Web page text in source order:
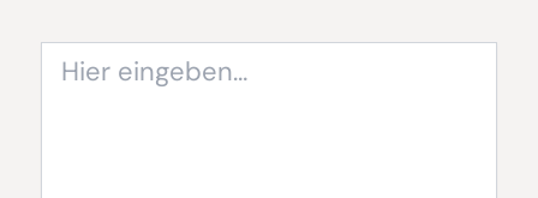
eingeben…